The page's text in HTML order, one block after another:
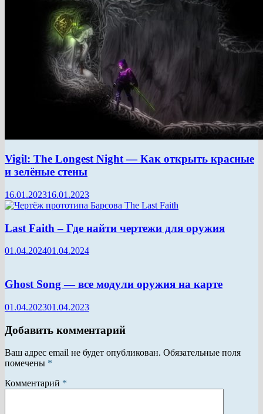
Vigil: The Longest Night — Как открыть красные
и зелёные стены
16.01.202316.01.2023
Last Faith – Где найти чертежи для оружия
01.04.202401.04.2024
Ghost Song — все модули оружия на карте
01.04.202301.04.2023
Добавить комментарий
Ваш адрес email не будет опубликован. Обязательные поля
помечены *
Комментарий *